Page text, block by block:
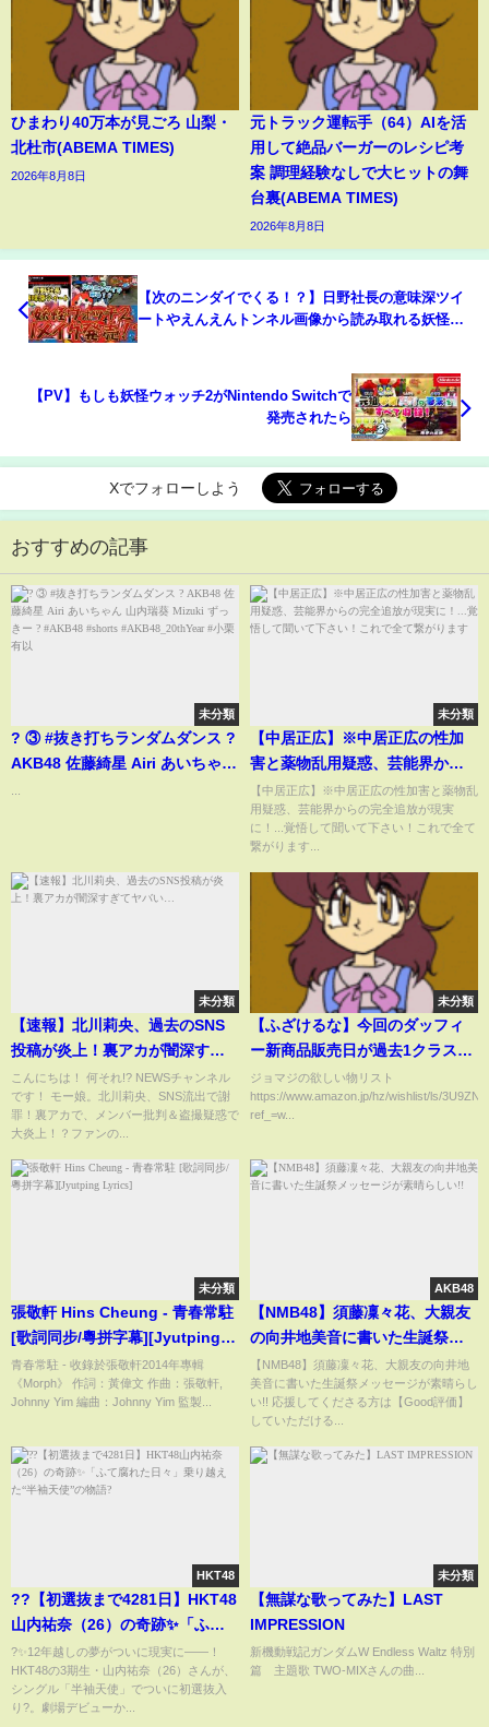
ひまわり40万本が見ごろ 山梨・
北杜市(ABEMA TIMES)
2026年8月8日
元トラック運転手（64）AIを活
用して絶品バーガーのレシピ考
案 調理経験なしで大ヒットの舞
台裏(ABEMA TIMES)
2026年8月8日
【次のニンダイでくる！？】日野社長の意味深ツイ
ートやえんえんトンネル画像から読み取れる妖怪ウ
【PV】もしも妖怪ウォッチ2がNintendo Switchで
発売されたら
Xでフォローしよう
おすすめの記事
未分類
? ③ #抜き打ちランダムダンス ?
AKB48 佐藤綺星 Airi あいちゃん
未分類
【中居正広】※中居正広の性加
害と薬物乱用疑惑、芸能界から
の完全追放が現実に！...覚悟して
聞いて下さい！これで全て繋が
ります
【中居正広】※中居正広の性加害と薬物乱
用疑惑、芸能界からの完全追放が現実
に！...覚悟して聞いて下さい！これで全て
繋がります...
未分類
【速報】北川莉央、過去のSNS
投稿が炎上！裏アカが闇深すぎ
てヤバい…
こんにちは！ 何それ!? NEWSチャンネル
です！ モー娘。北川莉央、SNS流出で謝
罪！裏アカで、メンバー批判＆盗撮疑惑で
大炎上！？ファンの...
未分類
【ふざけるな】今回のダッフィ
ー新商品販売日が過去1クラスに
酷いと話題に【転売ヤーvsキャ
スト】
ジョマジの欲しい物リスト
https://www.amazon.jp/hz/wishlist/ls/
ref_=w...
未分類
張敬軒 Hins Cheung - 青春常駐
[歌詞同步/粵拼字幕][Jyutping
Lyrics]
青春常駐 - 收錄於張敬軒2014年專輯
《Morph》 作詞：黃偉文 作曲：張敬軒,
Johnny Yim 編曲：Johnny Yim 監製...
AKB48
【NMB48】須藤凜々花、大親友
の向井地美音に書いた生誕祭メ
ッセージが素晴らしい!!
【NMB48】須藤凜々花、大親友の向井地
美音に書いた生誕祭メッセージが素晴らし
い!! 応援してくださる方は【Good評価】
していただける...
HKT48
??【初選抜まで4281日】HKT48
山内祐奈（26）の奇跡✨「ふて
腐れた日々」乗り越えた“半袖天
使”の物語?
?✨12年越しの夢がついに現実に――！
HKT48の3期生・山内祐奈（26）さんが、
シングル「半袖天使」でついに初選抜入
り?。劇場デビューか...
未分類
【無謀な歌ってみた】LAST
IMPRESSION
新機動戦記ガンダムW Endless Waltz 特別
篇 主題歌 TWO-MIXさんの曲...